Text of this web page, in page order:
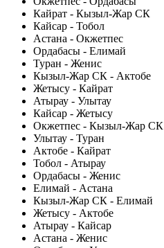
Кайрат - Кызыл-Жар СК
Кайсар - Тобол
Астана - Окжетпес
Ордабасы - Елимай
Туран - Женис
Кызыл-Жар СК - Актобе
Жетысу - Кайрат
Атырау - Улытау
Кайсар - Жетысу
Окжетпес - Кызыл-Жар СК
Улытау - Туран
Актобе - Кайрат
Тобол - Атырау
Ордабасы - Женис
Елимай - Астана
Кызыл-Жар СК - Елимай
Жетысу - Актобе
Атырау - Кайсар
Астана - Женис